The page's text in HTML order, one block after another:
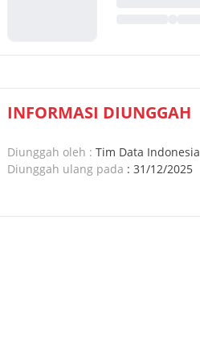
INFORMASI DIUNGGAH
Diunggah oleh : Tim Data Indonesia
Diunggah ulang pada : 31/12/2025